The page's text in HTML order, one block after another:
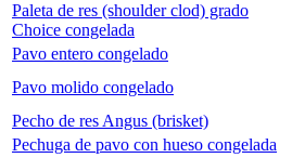
Paleta de res (shoulder clod) grado
Choice congelada
Pavo entero congelado
Pavo molido congelado
Pecho de res Angus (brisket)
Pechuga de pavo con hueso congelada